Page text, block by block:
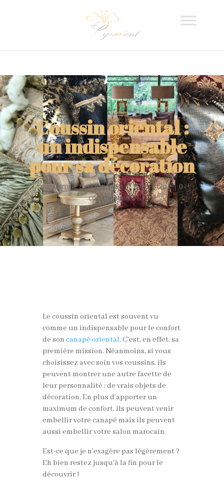
Coussin oriental :
un indispensable
pour sa décoration
parCamille Beurthe|Jan 1, 2023|blog| 0
commentaires
Le coussin oriental est souvent vu
comme un indispensable pour le confort
de son canapé oriental. C’est, en effet, sa
première mission. Néanmoins, si vous
choisissez avec soin vos coussins, ils
peuvent montrer une autre facette de
leur personnalité : de vrais objets de
décoration. En plus d’apporter un
maximum de confort, ils peuvent venir
embellir votre canapé mais ils peuvent
aussi embellir votre salon marocain.
Est-ce que je n’exagère pas légèrement ?
Eh bien restez jusqu’à la fin pour le
découvrir !